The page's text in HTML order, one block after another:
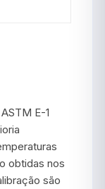
E-1
obtidas nos
são